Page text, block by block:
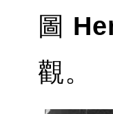
圖
觀。